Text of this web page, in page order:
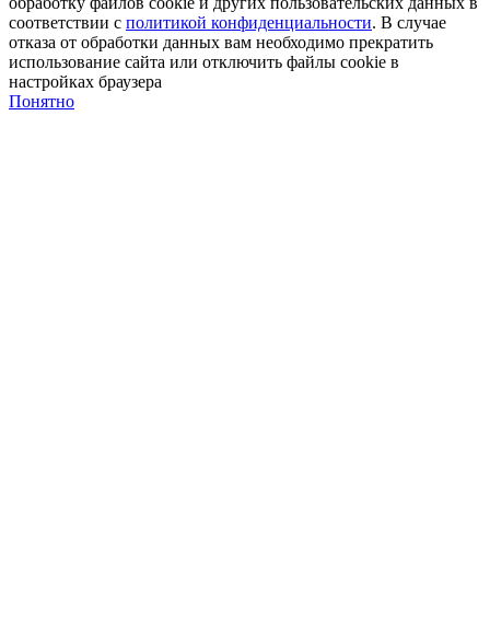
соответствии с политикой конфиденциальности. В случае
отказа от обработки данных вам необходимо прекратить
использование сайта или отключить файлы cookie в
настройках браузера
Понятно